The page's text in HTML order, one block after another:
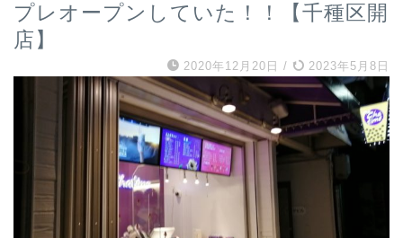
プレオープンしていた！！【千種区開
店】
2020年12月20日 / 2023年5月8日